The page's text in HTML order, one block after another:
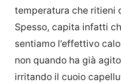
temperatura che ritieni
Spesso, capita infatti
sentiamo l’effettivo
non quando ha già
irritando il cuoio